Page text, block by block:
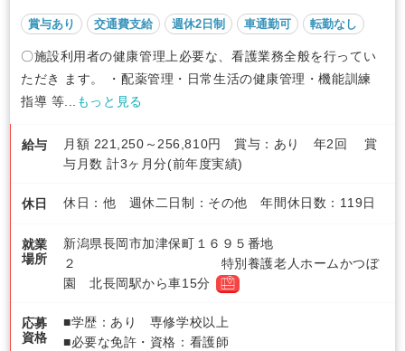
賞与あり 交通費支給 週休2日制 車通勤可 転勤なし
〇施設利用者の健康管理上必要な、看護業務全般を行ってい
ただき ます。 ・配薬管理・日常生活の健康管理・機能訓練
指導 等...
もっと見る
給与
月額 221,250～256,810円 賞与：あり 年2回 賞
与月数 計3ヶ月分(前年度実績)
休日 休日：他 週休二日制：その他 年間休日数：119日
就業
場所
新潟県長岡市加津保町１６９５番地
２ 特別養護老人ホームかつぼ
園 北長岡駅から車15分
応募
資格
■学歴：あり 専修学校以上
■必要な免許・資格：看護師